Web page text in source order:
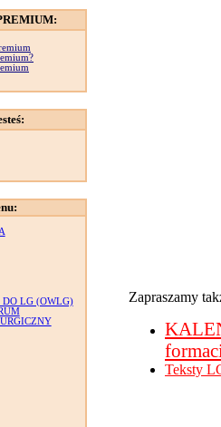
DO LG (OWLG)
Zapraszamy
Teksty